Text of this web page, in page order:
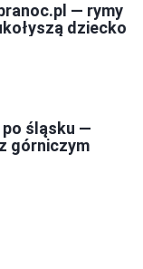
— rymy
dziecko
śląsku —
górniczym